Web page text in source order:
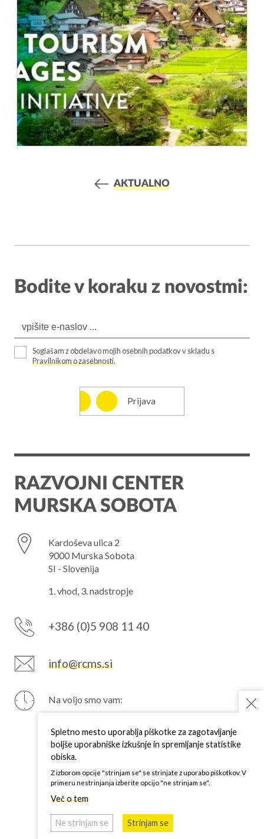
AKTUALNO
Bodite v koraku z novostmi:
Soglašam z obdelavo mojih osebnih podatkov v skladu s
Pravilnikom o zasebnosti.
Prijava
RAZVOJNI CENTER
MURSKA SOBOTA
Kardoševa ulica 2
9000 Murska Sobota
SI - Slovenija
1. vhod, 3. nadstropje
+386 (0)5 908 11 40
info@rcms.si
Na voljo smo vam:
TOR
7–15 h
SRE
7–15 h
ČET
PET
7–15 h
Spletno mesto uporablja piškotke za zagotavljanje
boljše uporabniške izkušnje in spremljanje statistike
obiska.
Z izborom opcije "strinjam se" se strinjate z uporabo piškotkov. V
primeru nestrinjanja izberite opcijo "ne strinjam se".
Več o tem
Ne strinjam se Strinjam se